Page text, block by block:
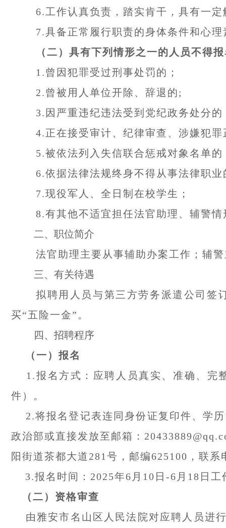
6.工作认真负责，踏实肯干，具有一
7.具备正常履行职责的身体条件和心
（二）具有下列情形之一的人员不得
1.曾因犯罪受过刑事处罚的；
2.曾被用人单位开除、辞退的;
3.因严重违纪违法受到党纪政务处分的
4.正在接受审计、纪律审查、涉嫌犯
5.被依法列入失信联合惩戒对象名单的
6.依据法律法规终身不得从事法律职业
7.现役军人、全日制在校学生；
8.有其他不适宜担任法官助理、辅警情
二、职位简介
法官助理主要从事辅助办案工作；辅
三、有关待遇
拟聘用人员与第三方劳务派遣公司签
买“五险一金”。
四、招聘程序
（一）报名
1.报名方式：应聘人员真实、准确、完
件）。
2.将报名登记表连同身份证复印件、学
政治部或直接发放至邮箱：
阳街道茶都大道281号，邮编625100，联
3.报名时间：2025年6月10日-6月18日
（二）资格审查
由雅安市名山区人民法院对应聘人员进